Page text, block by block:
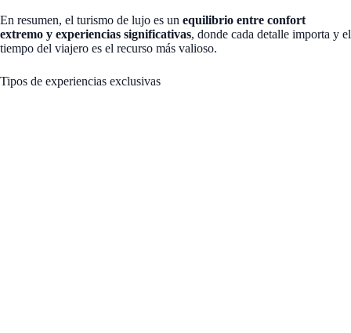
En resumen, el turismo de lujo es un equilibrio entre confort
extremo y experiencias significativas, donde cada detalle importa y el
tiempo del viajero es el recurso más valioso.
Tipos de experiencias exclusivas